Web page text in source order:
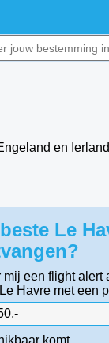
en
Le
mij een flight alert
Havre met een
komt.